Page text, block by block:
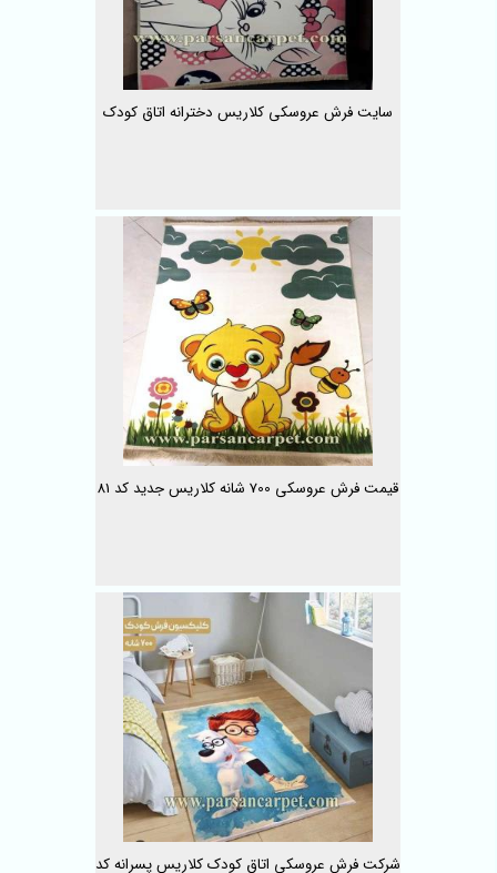
سایت فرش عروسکی کلاریس دخترانه اتاق کودک
قیمت فرش عروسکی 700 شانه کلاریس جدید کد 81
شرکت فرش عروسکی اتاق کودک کلاریس پسرانه کد